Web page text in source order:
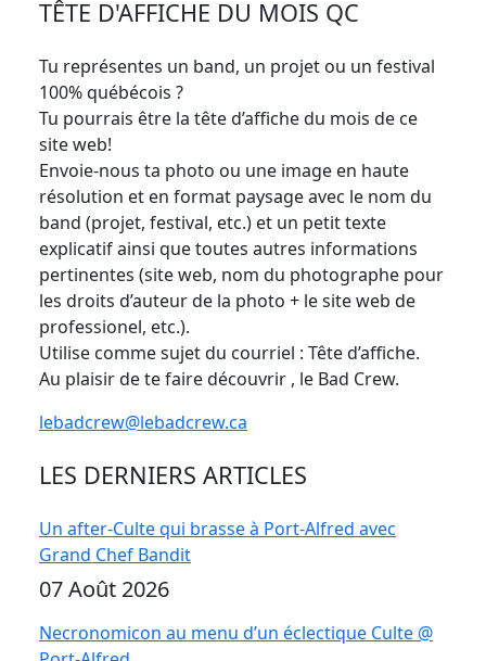
TÊTE D'AFFICHE DU MOIS QC
Tu représentes un band, un projet ou un festival
100% québécois ?
Tu pourrais être la tête d’affiche du mois de ce
site web!
Envoie-nous ta photo ou une image en haute
résolution et en format paysage avec le nom du
band (projet, festival, etc.) et un petit texte
explicatif ainsi que toutes autres informations
pertinentes (site web, nom du photographe pour
les droits d’auteur de la photo + le site web de
professionel, etc.).
Utilise comme sujet du courriel : Tête d’affiche.
Au plaisir de te faire découvrir , le Bad Crew.
lebadcrew@lebadcrew.ca
LES DERNIERS ARTICLES
Un after-Culte qui brasse à Port-Alfred avec
Grand Chef Bandit
07 Août 2026
Necronomicon au menu d’un éclectique Culte @